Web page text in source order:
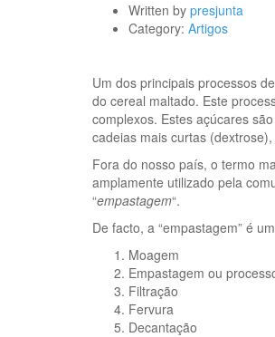
Written by presjunta
Category: Artigos
Um dos principais processos
do cereal maltado. Este
complexos. Estes açúcares
cadeias mais curtas
Fora do nosso país, o termo
amplamente utilizado pela
“empastagem“.
De facto, a “empastagem” é
Moagem
Empastagem ou
Filtração
Fervura
Decantação